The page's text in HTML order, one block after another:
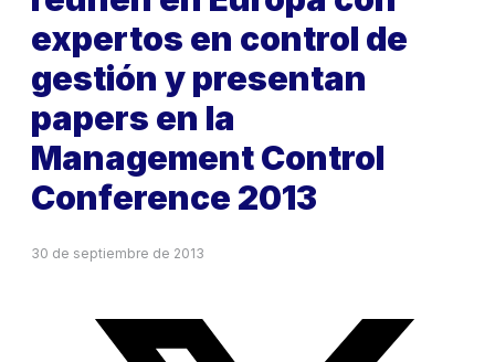
expertos en control de
gestión y presentan
papers en la
Management Control
Conference 2013
30 de septiembre de 2013